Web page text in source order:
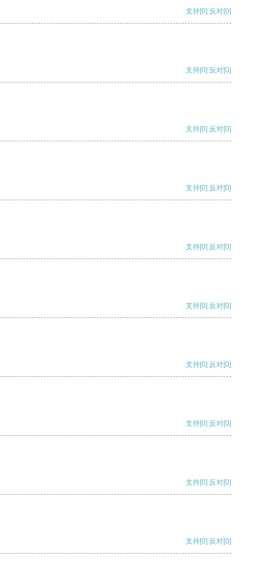
支持[0] 反对[0]
支持[0] 反对[0]
支持[0] 反对[0]
支持[0] 反对[0]
支持[0] 反对[0]
支持[0] 反对[0]
支持[0] 反对[0]
支持[0] 反对[0]
支持[0] 反对[0]
支持[0] 反对[0]